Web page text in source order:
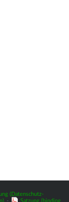
(Datenschutz-
- Satzung (binding